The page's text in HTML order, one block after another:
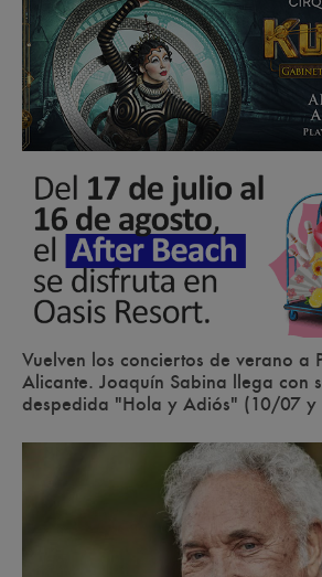
Vuelven los conciertos de verano a
Alicante. Joaquín Sabina llega con
despedida "Hola y Adiós" (10/07